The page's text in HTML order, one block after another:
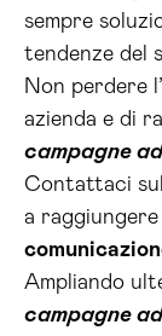
sempre
tendenze del
Non perdere
azienda e di
campagne
Contattaci
a
Ampliando
campagne